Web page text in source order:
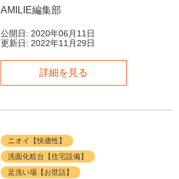
AMILIE編集部
公開日: 2020年06月11日
更新日: 2022年11月29日
詳細を見る
ニオイ【快適性】
洗面化粧台【住宅設備】
足洗い場【お世話】